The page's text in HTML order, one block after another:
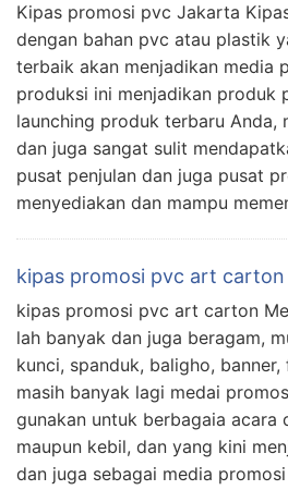
Kipas promosi pvc Jakarta
dengan bahan pvc atau plastik
terbaik akan menjadikan media
produksi ini menjadikan produk
launching produk terbaru Anda,
dan juga sangat sulit
pusat penjulan dan juga pusat
menyediakan dan mampu
kipas promosi pvc art carton
kipas promosi pvc art carton
lah banyak dan juga beragam,
kunci, spanduk, baligho,
masih banyak lagi medai
gunakan untuk berbagaia acara
maupun kebil, dan yang kini
dan juga sebagai media